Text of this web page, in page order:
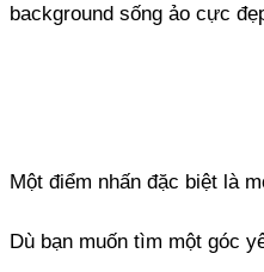
background sống ảo cực
Một điểm nhấn đặc biệt là
Dù bạn muốn tìm một góc